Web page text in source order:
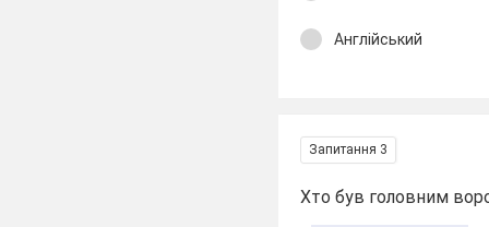
Англійський
Запитання 3
Хто був головним